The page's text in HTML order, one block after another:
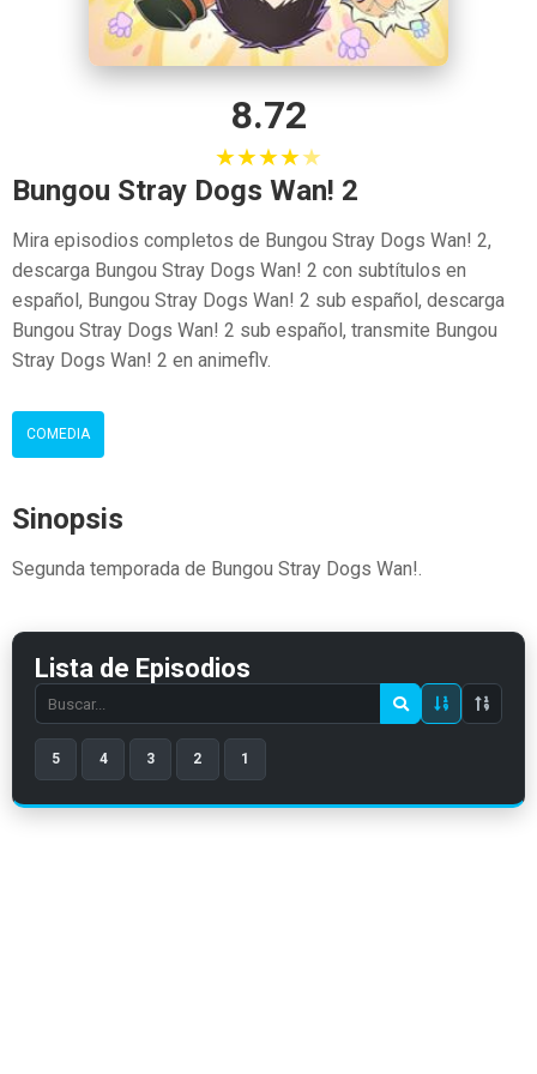
8.72
★★★★★
Bungou Stray Dogs Wan! 2
Mira episodios completos de Bungou Stray Dogs Wan! 2,
descarga Bungou Stray Dogs Wan! 2 con subtítulos en
español, Bungou Stray Dogs Wan! 2 sub español, descarga
Bungou Stray Dogs Wan! 2 sub español, transmite Bungou
Stray Dogs Wan! 2 en animeflv.
COMEDIA
Sinopsis
Segunda temporada de Bungou Stray Dogs Wan!.
Lista de Episodios
Search
episode
number
5 4 3 2 1